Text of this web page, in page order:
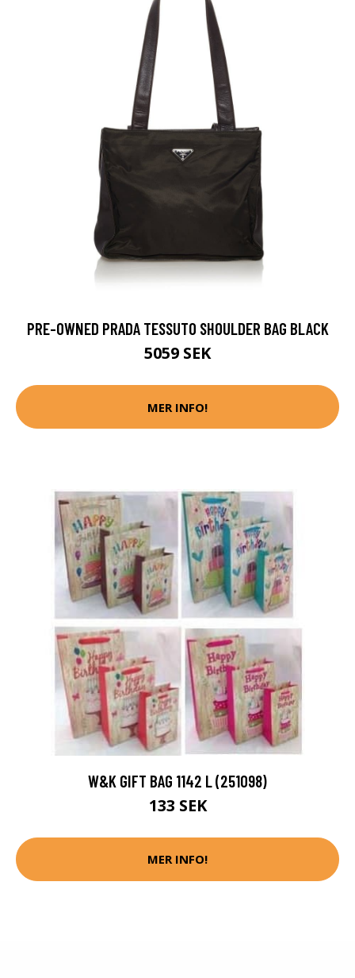
PRE-OWNED PRADA TESSUTO SHOULDER BAG BLACK
5059 SEK
MER INFO!
W&K GIFT BAG 1142 L (251098)
133 SEK
MER INFO!